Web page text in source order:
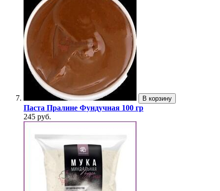
В корзину
Паста Пралине Фундучная 100 гр
245 руб.